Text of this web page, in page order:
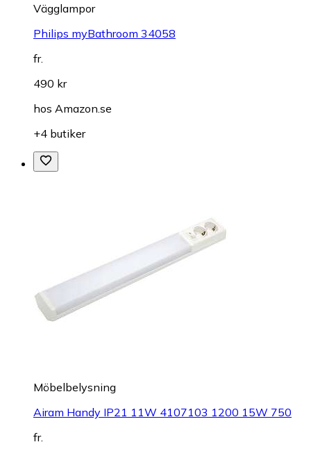
Vägglampor
Philips myBathroom 34058
fr.
490 kr
hos Amazon.se
+4 butiker
Möbelbelysning
Airam Handy IP21 11W 4107103 1200 15W 750
fr.